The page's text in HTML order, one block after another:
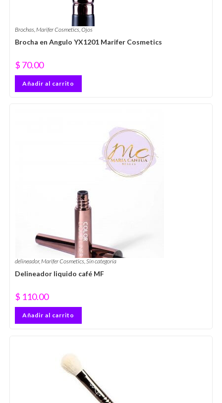
Brochas, Marifer Cosmetics, Ojos
Brocha en Angulo YX1201 Marifer Cosmetics
$ 70.00
Añadir al carrito
delineador,Marifer Cosmetics,Sin categoría
Delineador liquido café MF
$ 110.00
Añadir al carrito